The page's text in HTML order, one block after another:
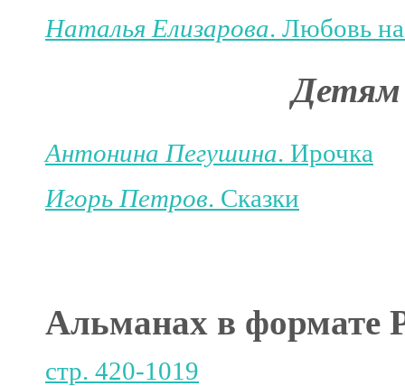
Наталья Елизарова. Любовь
Детям
Антонина Пегушина. Ирочка
Игорь Петров. Сказки
Альманах в
стр. 420-1019